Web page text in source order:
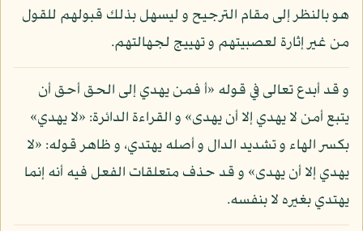
هو بالنظر إلى مقام الترجيح و ليسهل بذلك قبولهم للقول
من غير إثارة لعصبيتهم و تهييج لجهالتهم.
و قد أبدع تعالى في قوله «أ فمن يهدي إلى الحق أحق أن
يتبع أمن لا يهدي إلا أن يهدى» و القراءة الدائرة: «لا يهدي»
بكسر الهاء و تشديد الدال و أصله يهتدي، و ظاهر قوله: «لا
يهدي إلا أن يهدى» و قد حذف متعلقات الفعل فيه أنه إنما
يهتدي بغيره لا بنفسه.